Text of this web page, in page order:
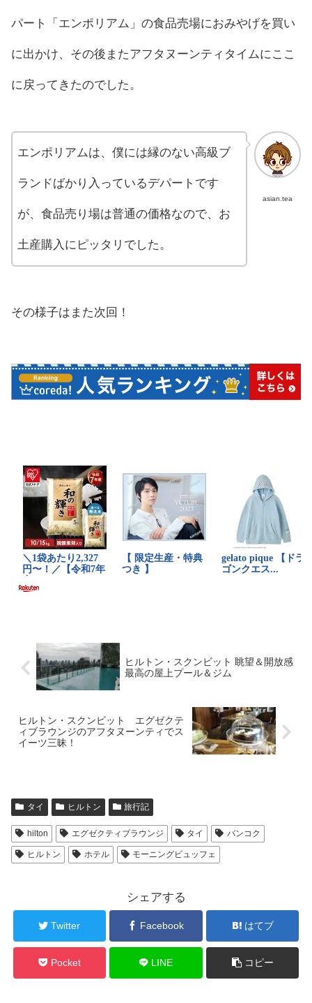
パート「エンポリアム」の食品売場におみやげを買い
に出かけ、その後またアフタヌーンティタイムにここ
に戻ってきたのでした。
asian.tea
エンポリアムは、僕には縁のない高級ブ
ランドばかり入っているデパートです
が、食品売り場は普通の価格なので、お
土産購入にピッタリでした。
その様子はまた次回！
ヒルトン・スクンビット 眺望＆開放感
最高の屋上プール＆ジム
ヒルトン・スクンビット エグゼクテ
ィブラウンジのアフタヌーンティでス
イーツ三昧！
タイ ヒルトン 旅行記
hilton エグゼクティブラウンジ タイ バンコク
ヒルトン ホテル モーニングビュッフェ
シェアする
Twitter Facebook はてブ
Pocket LINE コピー